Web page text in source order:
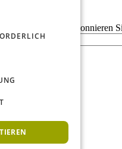
Abonnieren